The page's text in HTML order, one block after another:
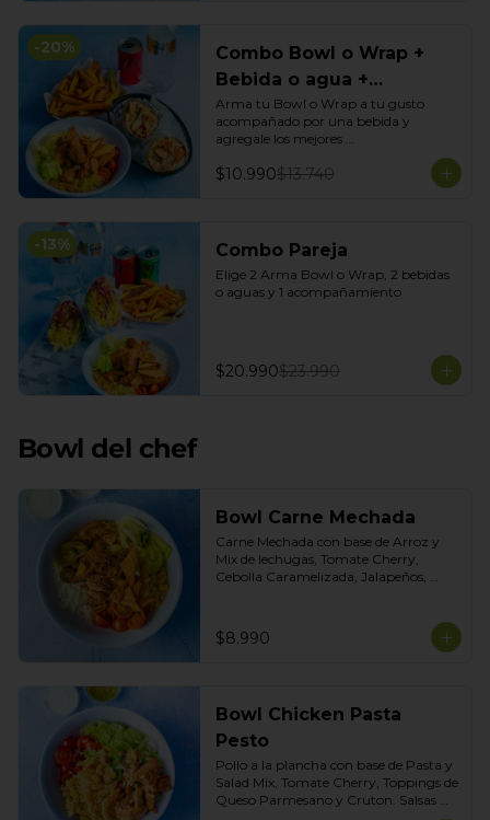
-20%
Combo Bowl o Wrap +
Bebida o agua +
Acompañamiento
Arma tu Bowl o Wrap a tu gusto
acompañado por una bebida y
agregale los mejores
acompañamientos de Tasty Garden!
$10.990$13.740
-13% Combo Pareja
Elige 2 Arma Bowl o Wrap, 2 bebidas
o aguas y 1 acompañamiento
$20.990$23.990
Bowl del chef
Bowl Carne Mechada
Carne Mechada con base de Arroz y
Mix de lechugas, Tomate Cherry,
Cebolla Caramelizada, Jalapeños,
Salsa de Cilantro
$8.990
Bowl Chicken Pasta
Pesto
Pollo a la plancha con base de Pasta y
Salad Mix, Tomate Cherry, Toppings de
Queso Parmesano y Cruton. Salsas